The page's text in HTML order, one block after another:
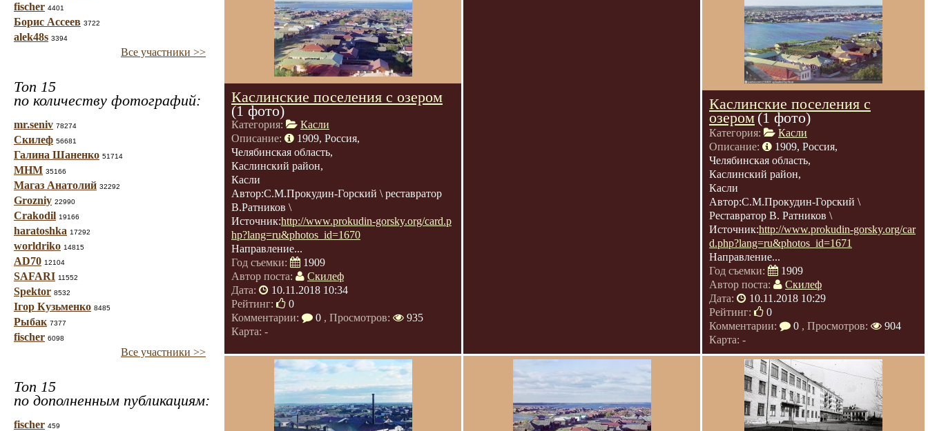
fischer 4401
Борис Ассеев 3722
alek48s 3394
Все участники >>
Топ 15
по количеству фотографий:
mr.seniv 78274
Скилеф 56681
Галина Шаненко 51714
МНМ 35166
Магаз Анатолий 32292
Grozniy 22990
Crakodil 19166
haratoshka 17292
worldriko 14815
AD70 12104
SAFARI 11552
Spektor 8532
Ігор Кузьменко 8485
Рыбак 7377
fischer 6098
Все участники >>
Топ 15
по дополненным публикациям:
fischer 459
Каслинские поселения с озером
(1 фото)
Категория:
Касли
Описание:
1909, Россия,
Челябинская область,
Каслинский район,
Касли
Автор:С.М.Прокудин-Горский \ реставратор
В.Ратников \
Источник:http://www.prokudin-gorsky.org/card.p
hp?lang=ru&photos_id=1670
Направление...
Год съемки:
1909
Автор поста:
Скилеф
Дата:
10.11.2018 10:34
Рейтинг:
0
Комментарии:
0 , Просмотров:
935
Карта: -
Каслинские поселения с
озером(1 фото)
Категория:
Касли
Описание:
1909, Россия,
Челябинская область,
Каслинский район,
Касли
Автор:С.М.Прокудин-Горский \
Реставратор В. Ратников \
Источник:http://www.prokudin-gorsky.org/car
d.php?lang=ru&photos_id=1671
Направление...
Год съемки:
1909
Автор поста:
Скилеф
Дата:
10.11.2018 10:29
Рейтинг:
0
Комментарии:
0 , Просмотров:
904
Карта: -